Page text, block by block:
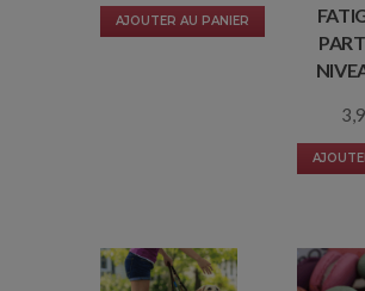
AJOUTER AU PANIER